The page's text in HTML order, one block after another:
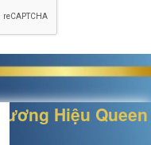
Hiệu Queen